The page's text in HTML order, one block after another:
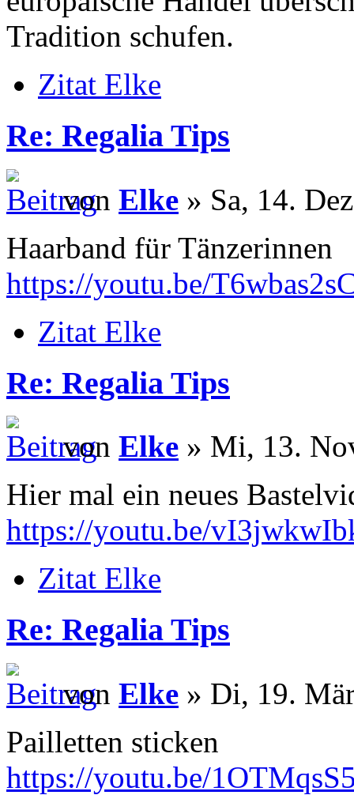
Tradition schufen.
Zitat Elke
Re: Regalia Tips
von Elke » Sa, 14.
Haarband für Tänzerinnen
https://youtu.be/
Zitat Elke
Re: Regalia Tips
von Elke » Mi, 13.
Hier mal ein neues
https://youtu.be/
Zitat Elke
Re: Regalia Tips
von Elke » Di, 19.
Pailletten sticken
https://youtu.be/